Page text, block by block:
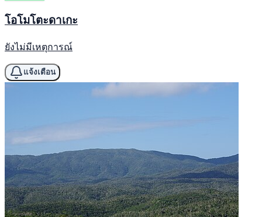
โอโมโตะดาเกะ
ยังไม่มีเหตุการณ์
แจ้งเตือน